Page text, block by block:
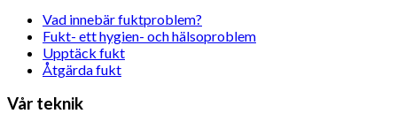
Vad innebär fuktproblem?
Fukt- ett hygien- och hälsoproblem
Upptäck fukt
Åtgärda fukt
Vår teknik